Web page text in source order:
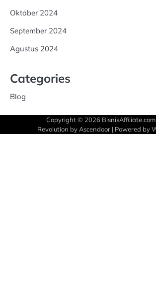
Oktober 2024
September 2024
Agustus 2024
Categories
Blog
Copyright © 2026 BisnisAffiliate.com
Revolution by Ascendoor | Powered by